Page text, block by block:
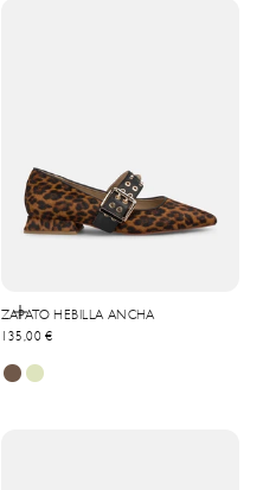
Elige opciones
ZAPATO HEBILLA ANCHA
Precio de oferta
135,00 €